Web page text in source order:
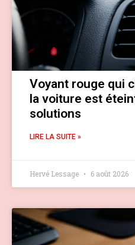
Voyant rouge qui
la voiture est
solutions
LIRE LA SUITE »
Hervé Lessage 6 août 2026